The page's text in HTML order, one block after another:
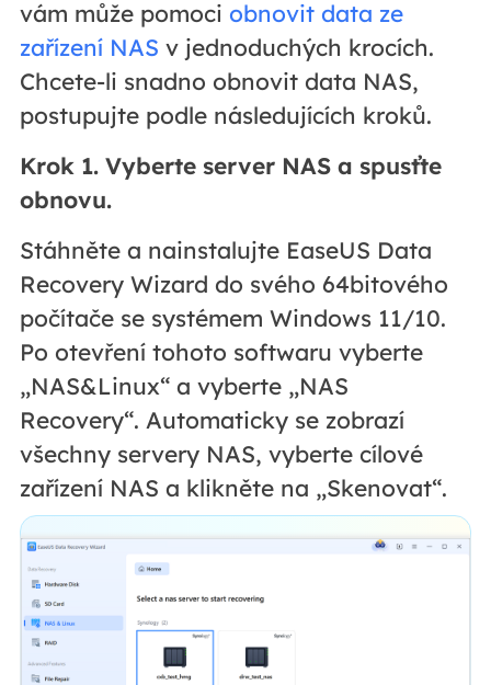
vám může pomoci obnovit data ze
zařízení NAS v jednoduchých krocích.
Chcete-li snadno obnovit data NAS,
postupujte podle následujících kroků.
Krok 1. Vyberte server NAS a spusťte
obnovu.
Stáhněte a nainstalujte EaseUS Data
Recovery Wizard do svého 64bitového
počítače se systémem Windows 11/10.
Po otevření tohoto softwaru vyberte
„NAS&Linux“ a vyberte „NAS
Recovery“. Automaticky se zobrazí
všechny servery NAS, vyberte cílové
zařízení NAS a klikněte na „Skenovat“.